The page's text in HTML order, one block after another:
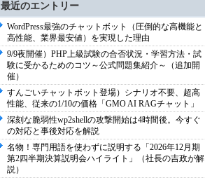
最近のエントリー
WordPress最強のチャットボット（圧倒的な高機能と
高性能、業界最安値）を実現した理由
9/9夜開催）PHP上級試験の合否状況・学習方法・試
験に受かるためのコツ～公式問題集紹介～（追加開
催）
すんごいチャットボット登場）シナリオ不要、超高
性能、従来の1/10の価格「GMO AI RAGチャット」
深刻な脆弱性wp2shellの攻撃開始は4時間後。今すぐ
の対応と事後対応を解説
名物！専門用語を使わずに説明する「2026年12月期
第2四半期決算説明会ハイライト」（社長の吉政が解
説）